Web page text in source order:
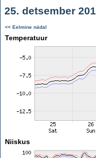
25. detsember
<< Eelmine nädal
Temperatuur
Niiskus